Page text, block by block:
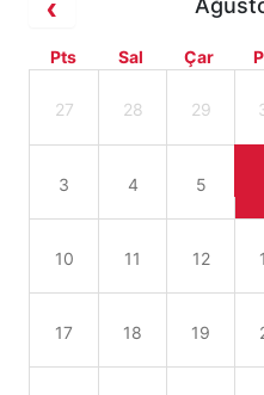
Pts Sal Çar
27 28 29
3 4 5
10 11 12
17 18 19